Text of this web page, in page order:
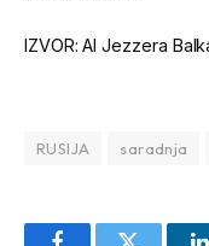
IZVOR: Al Jezzera
RUSIJA saradnja